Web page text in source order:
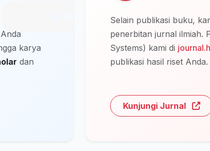
karya
dan
Selain publikasi buku,
penerbitan jurnal ilmiah.
Systems) kami di
publikasi hasil riset Anda.
Kunjungi Jurnal